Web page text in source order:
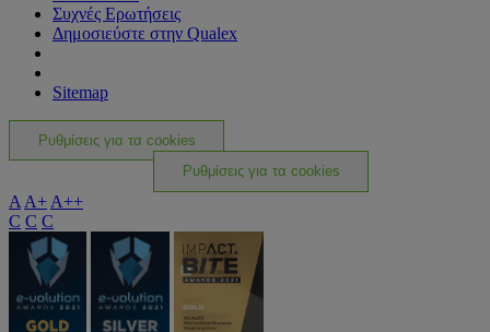
Συχνές Ερωτήσεις
Δημοσιεύστε στην Qualex
Sitemap
Ρυθμίσεις για τα cookies
Ρυθμίσεις για τα cookies
A A+ A++
C C C